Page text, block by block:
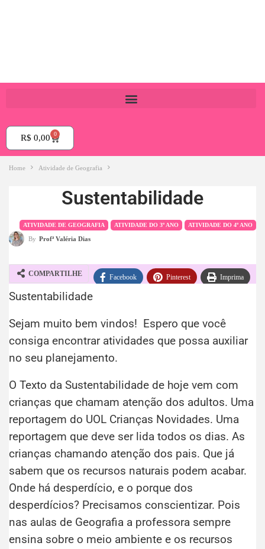
R$ 0,00 0
Home Atividade de Geografia
Sustentabilidade
ATIVIDADE DE GEOGRAFIA ATIVIDADE DO 3º ANO ATIVIDADE DO 4º ANO
By Profª Valéria Dias
COMPARTILHE Facebook Pinterest Imprima
Sustentabilidade
Sejam muito bem vindos! Espero que você
consiga encontrar atividades que possa auxiliar
no seu planejamento.
O Texto da Sustentabilidade de hoje vem com
crianças que chamam atenção dos adultos. Uma
reportagem do UOL Crianças Novidades. Uma
reportagem que deve ser lida todos os dias. As
crianças chamando atenção dos pais. Que já
sabem que os recursos naturais podem acabar.
Onde há desperdício, e o porque dos
desperdícios? Precisamos conscientizar. Pois
nas aulas de Geografia a professora sempre
ensina sobre o meio ambiente e os recursos